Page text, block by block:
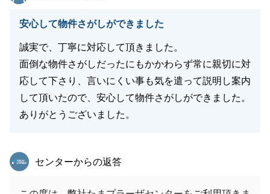
安心して物件さがしができました
誠実で、丁寧に対応して頂きました。
面倒な物件さがしだったにもかかわらず常に親切に対
応して下さり、言いにくい事も気を遣って説明し案内
して頂いたので、安心して物件さがしができました。
ありがとうございました。
東急リバブル
センターからの返答